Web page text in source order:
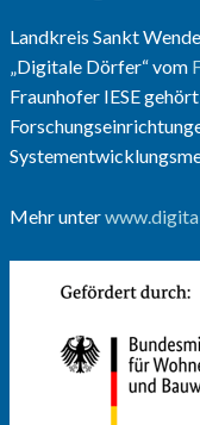
Landkreis Sankt
„Digitale Dörfer“ vom
Fraunhofer IESE
Mehr unter